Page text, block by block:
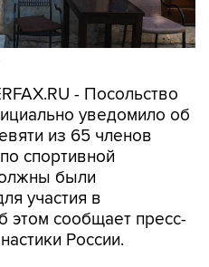
- Посольство
уведомило об
из 65 членов
спортивной
были
участия в
этом сообщает пресс-
России.